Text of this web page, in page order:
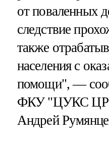
от поваленных
следствие
также
населения с
помощи", —
ФКУ "ЦУКС
Андрей